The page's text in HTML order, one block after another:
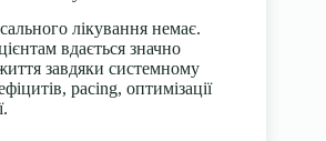
лікування немає.
вдається значно
завдяки системному
pacing, оптимізації